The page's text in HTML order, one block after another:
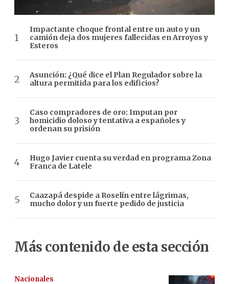
Impactante choque frontal entre un auto y un
camión deja dos mujeres fallecidas en Arroyos y
Esteros
Asunción: ¿Qué dice el Plan Regulador sobre la
altura permitida para los edificios?
Caso compradores de oro: Imputan por
homicidio doloso y tentativa a españoles y
ordenan su prisión
Hugo Javier cuenta su verdad en programa Zona
Franca de Latele
Caazapá despide a Roselín entre lágrimas,
mucho dolor y un fuerte pedido de justicia
Más contenido de esta sección
Nacionales